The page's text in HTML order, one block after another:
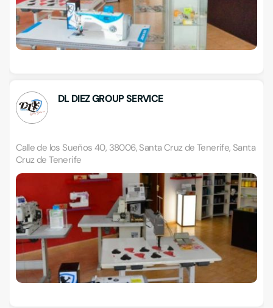
DL DIEZ GROUP SERVICE
Calle de los Sueños 40, 38006, Santa Cruz de Tenerife, Santa
Cruz de Tenerife